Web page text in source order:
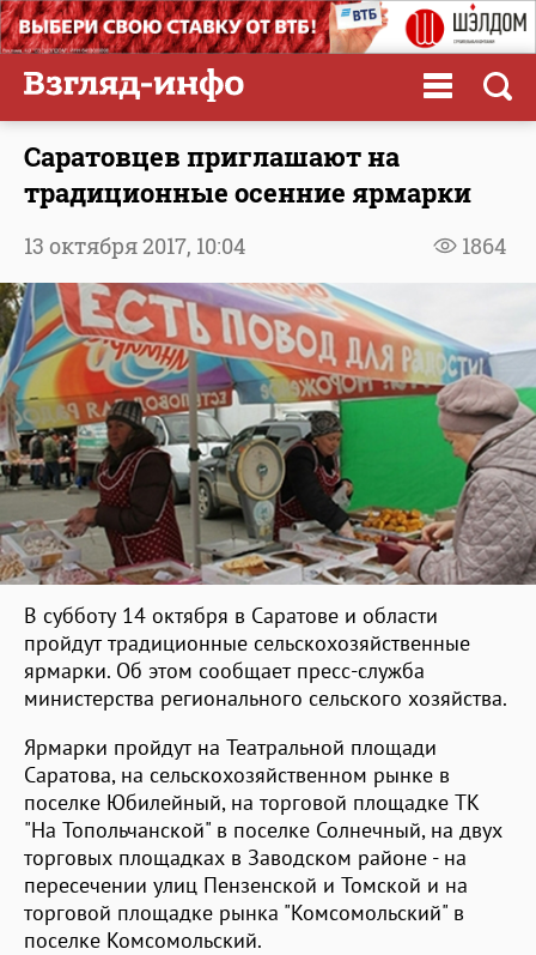
Саратовцев приглашают на
традиционные осенние ярмарки
1864
13 октября 2017, 10:04
В субботу 14 октября в Саратове и области
пройдут традиционные сельскохозяйственные
ярмарки. Об этом сообщает пресс-служба
министерства регионального сельского хозяйства.
Ярмарки пройдут на Театральной площади
Саратова, на сельскохозяйственном рынке в
поселке Юбилейный, на торговой площадке ТК
"На Топольчанской" в поселке Солнечный, на двух
торговых площадках в Заводском районе - на
пересечении улиц Пензенской и Томской и на
торговой площадке рынка "Комсомольский" в
поселке Комсомольский.